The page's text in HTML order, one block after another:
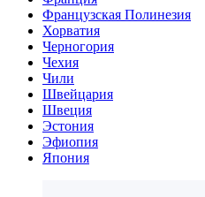
Французская Полинезия
Хорватия
Черногория
Чехия
Чили
Швейцария
Швеция
Эстония
Эфиопия
Япония